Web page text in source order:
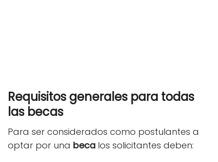
Requisitos generales para todas
las becas
Para ser considerados como postulantes a
optar por una beca los solicitantes deben: